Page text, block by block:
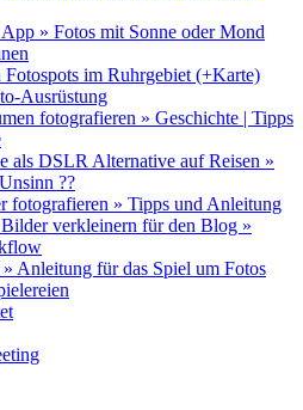
» Fotos mit Sonne oder Mond
Fotospots im Ruhrgebiet (+Karte)
Ausrüstung
fotografieren » Geschichte | Tipps
als DSLR Alternative auf Reisen »
??
fotografieren » Tipps und Anleitung
verkleinern für den Blog »
Anleitung für das Spiel um Fotos